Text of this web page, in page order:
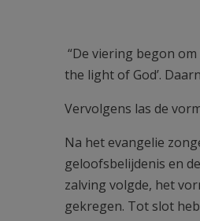
“De viering begon
the light of God’.
Vervolgens las de
Na het evangelie
geloofsbelijdenis en
zalving volgde, het
gekregen. Tot slot